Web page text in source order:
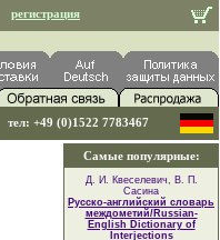
регистрация
тел: +49 (0)1522 7783467
Самые популярные:
Д. И. Квеселевич, В. П.
Сасина
Русско-английский словарь
междометий/Russian-
English Dictionary of
Interjections